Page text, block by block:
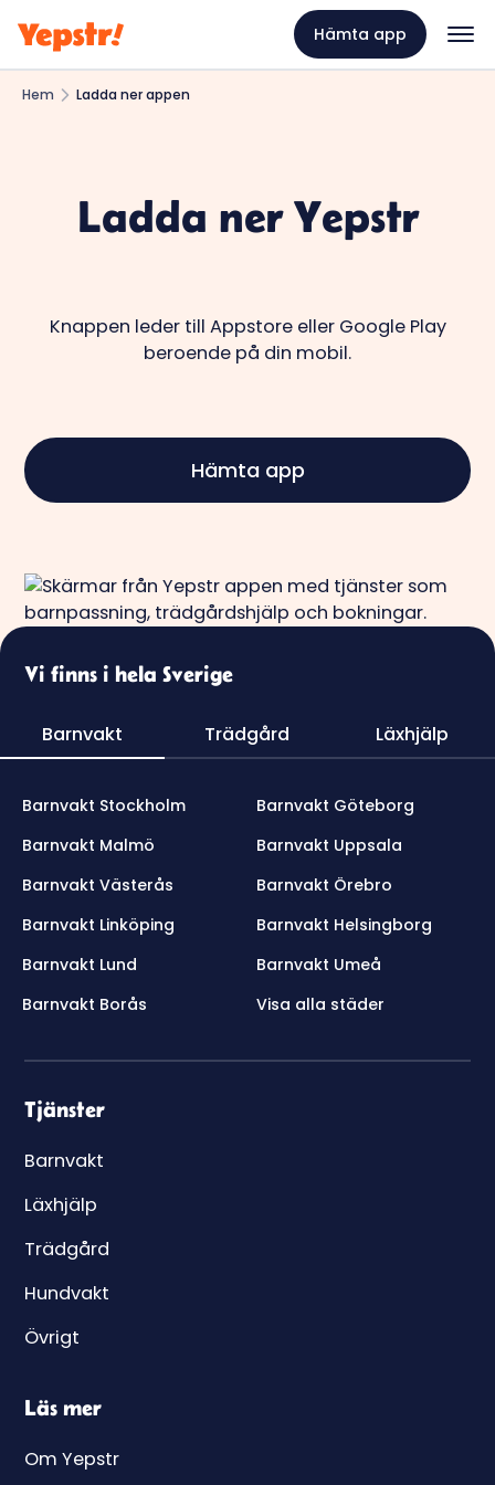
Hämta app
Hem Ladda ner appen
Ladda ner Yepstr
Knappen leder till Appstore eller Google Play
beroende på din mobil.
Hämta app
Vi finns i hela Sverige
Barnvakt Trädgård Läxhjälp
Barnvakt Stockholm
Barnvakt Göteborg
Barnvakt Malmö
Barnvakt Uppsala
Barnvakt Västerås
Barnvakt Örebro
Barnvakt Linköping
Barnvakt Helsingborg
Barnvakt Lund
Barnvakt Umeå
Barnvakt Borås
Visa alla städer
Tjänster
Barnvakt
Läxhjälp
Trädgård
Hundvakt
Övrigt
Läs mer
Om Yepstr